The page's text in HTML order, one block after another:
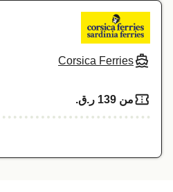
Indonesia
Corsica Ferries
من 139 ر.ق.‏